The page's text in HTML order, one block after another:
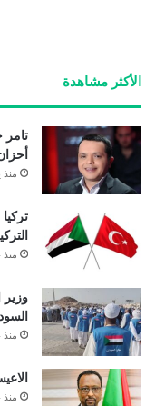
الأكثر مشاهدة
تامر
منذ
منذ 4 ساعات
وزير
منذ 4 ساعات
منذ 4 ساعات